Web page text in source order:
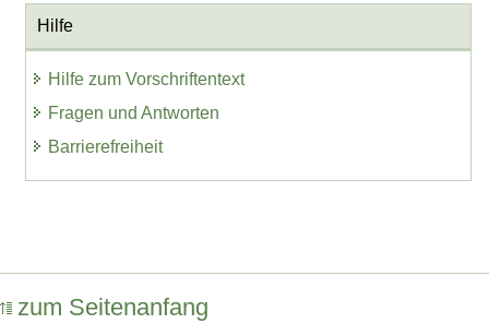
Hilfe
Hilfe zum Vorschriftentext
Fragen und Antworten
Barrierefreiheit
zum Seitenanfang